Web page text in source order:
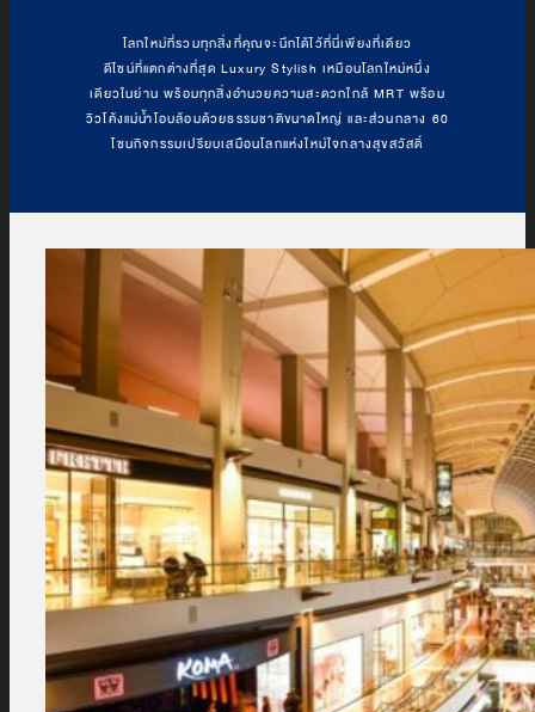
โลกใหม่ที่รวมทุกสิ่งที่คุณจะนึกได้ไว้ที่นี่เพียงที่เดียว
ดีไซน์ที่แตกต่างที่สุด Luxury Stylish เหมือนโลกใหม่หนึ่ง
เดียวในย่าน พร้อมทุกสิ่งอำนวยความสะดวกใกล้ MRT พร้อม
วิวโค้งแม่น้ำโอบล้อมด้วยธรรมชาติขนาดใหญ่ และส่วนกลาง 60
โซนกิจกรรมเปรียบเสมือนโลกแห่งใหม่ใจกลางสุขสวัสดิ์